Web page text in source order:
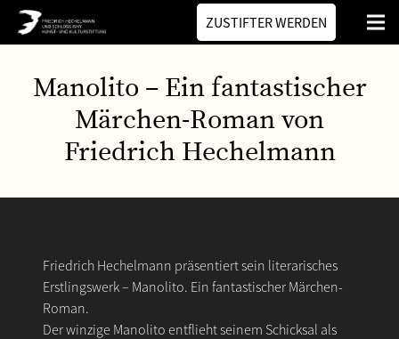
ZUSTIFTER WERDEN
Manolito – Ein fantastischer
Märchen-Roman von
Friedrich Hechelmann
Friedrich Hechelmann präsentiert sein literarisches
Erstlingswerk – Manolito. Ein fantastischer Märchen-
Roman.
Der winzige Manolito entflieht seinem Schicksal als